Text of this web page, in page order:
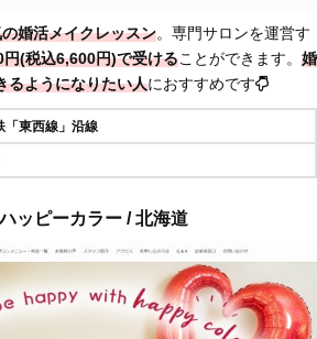
婚活メイクレッスン。専門サロンを運営す
(税込6,600円)で受けることができます。 婚
るようになりたい人におすすめです
「東西線」沿線
ッピーカラー / 北海道